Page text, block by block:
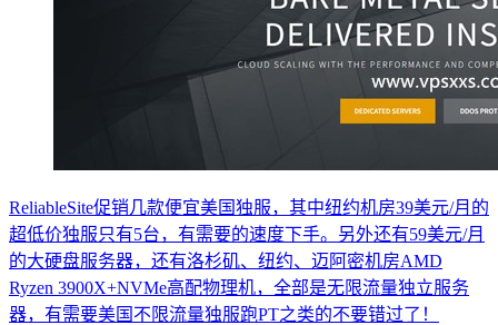
ReliableSite促销几款便宜美国独服，其中纽约机房39美元/月的
超低价独服只有5台，有需要的速度下手。另外还有59美元/月
的大硬盘服务器，还有洛杉矶、纽约、迈阿密机房AMD
Ryzen 3900X+NVMe高配物理机，全部是无限流量独立服务
器，有需要美国不限流量独服跑PT之类的不要错过了！